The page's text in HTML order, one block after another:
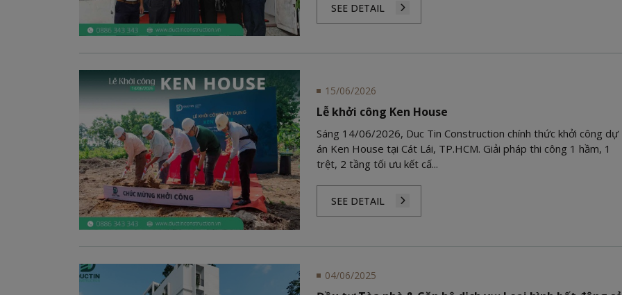
SEE DETAIL
15/06/2026
Lễ khởi công Ken House
Sáng 14/06/2026, Duc Tin Construction chính thức khởi công dự
án Ken House tại Cát Lái, TP.HCM. Giải pháp thi công 1 hầm, 1
trệt, 2 tầng tối ưu kết cấ...
SEE DETAIL
04/06/2025